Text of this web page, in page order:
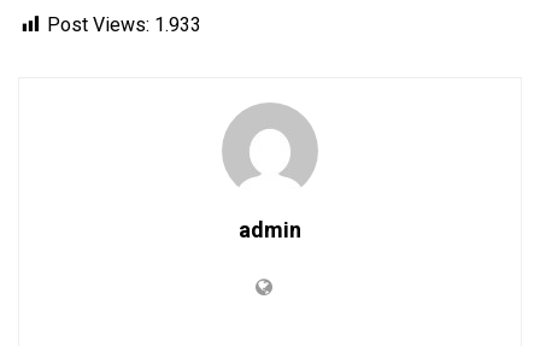
Post Views: 1.933
admin